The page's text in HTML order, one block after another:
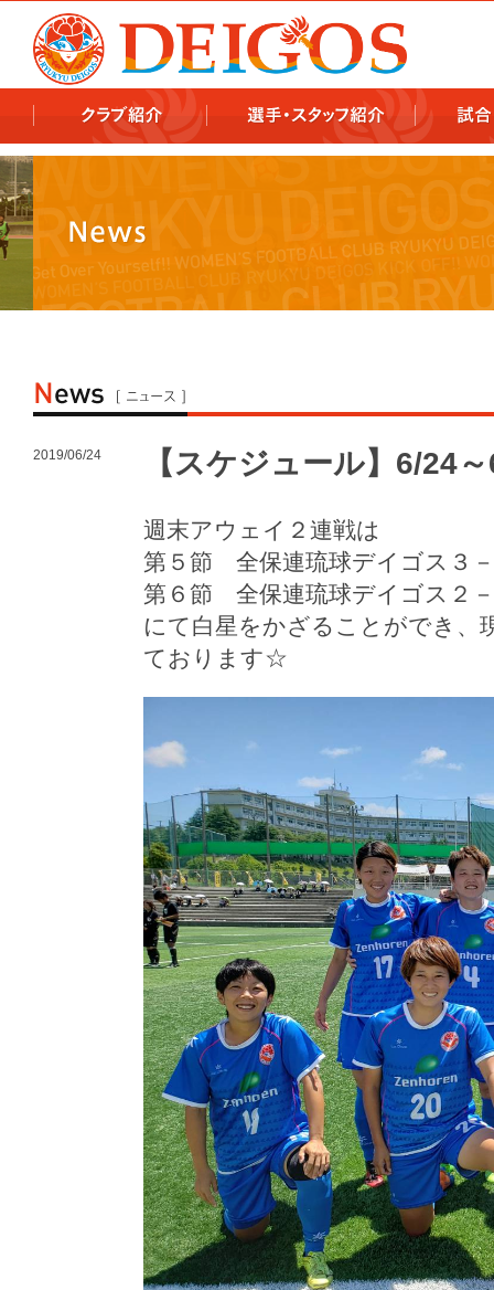
2019/06/24 【スケジュール】6/24
週末アウェイ２連戦は
第５節 全保連琉球デイゴス３
第６節 全保連琉球デイゴス２
にて白星をかざることができ、
ております☆